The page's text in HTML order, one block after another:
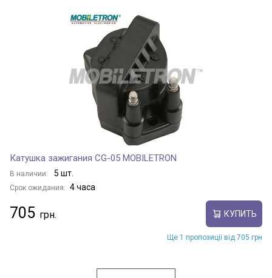
Катушка зажигания CG-05 MOBILETRON
В наличии: 5 шт.
Срок ожидания: 4 часа
705 КУПИТЬ
Ще 1 пропозиції від 705 грн